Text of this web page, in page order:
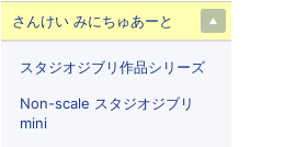
さんけい みにちゅあーと
スタジオジブリ作品シリーズ
Non-scale スタジオジブリ
mini